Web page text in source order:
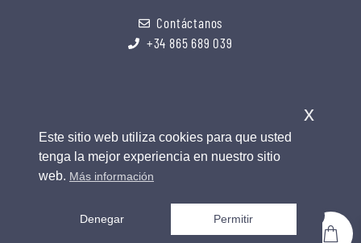
Contáctanos
+34 865 689 039
copyright 2026 © all rights reserved. design by soul
Este sitio web utiliza cookies para que usted
tenga la mejor experiencia en nuestro sitio
web. Más información
Denegar Permitir
x